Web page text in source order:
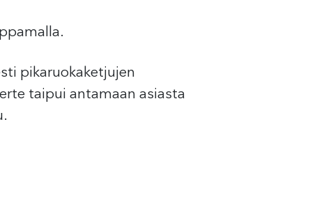
pikaruokaketjujen
taipui antamaan asiasta